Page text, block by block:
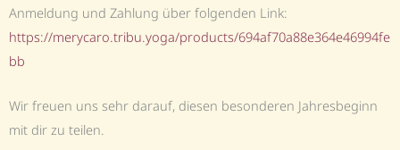
Anmeldung und Zahlung über folgenden Link:
https://merycaro.tribu.yoga/products/694af70a88e364e46994fe
bb
Wir freuen uns sehr darauf, diesen besonderen Jahresbeginn
mit dir zu teilen.